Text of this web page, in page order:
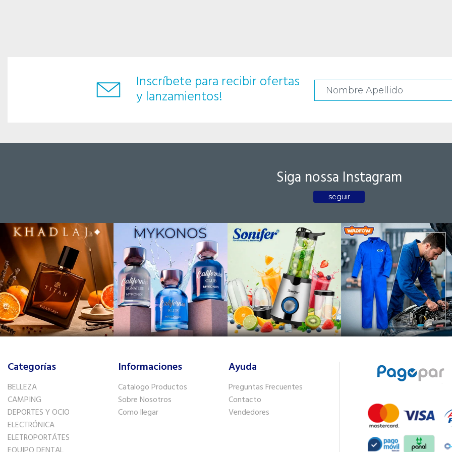
Inscríbete para recibir ofertas
y lanzamientos!
Siga nossa Instagram
seguir
Categorías
BELLEZA
CAMPING
DEPORTES Y OCIO
ELECTRÓNICA
ELETROPORTÁTES
Informaciones
Catalogo Productos
Sobre Nosotros
Como llegar
Ayuda
Preguntas Frecuentes
Contacto
Vendedores